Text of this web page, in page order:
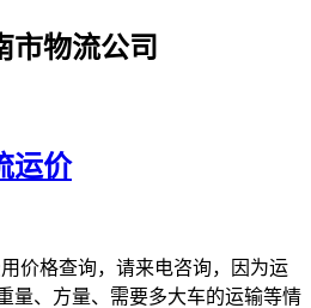
市物流公司
运价
价格查询，请来电咨询，因为运
量、方量、需要多大车的运输等情